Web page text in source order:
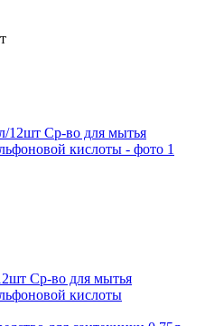
Ср-во для мытья
кислоты